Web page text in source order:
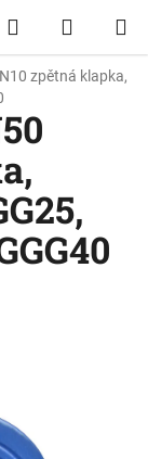
Hledat
KOŠÍK
zpětná klapka,